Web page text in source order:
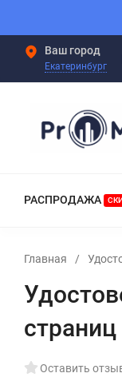
Ваш город
Екатеринбург
РАСПРОДАЖА
Главная /
Оставить